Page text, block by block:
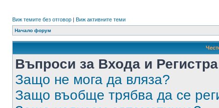
Виж темите без отговор | Виж активните теми
Начало форум
Въпроси за Входа и
Защо не мога да вляза?
Защо въобще трябва да се